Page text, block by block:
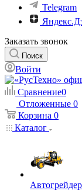
Telegram
Заказать звонок
Поиск
Войти
Сравнение0
Отложенные 0
Корзина 0
Каталог